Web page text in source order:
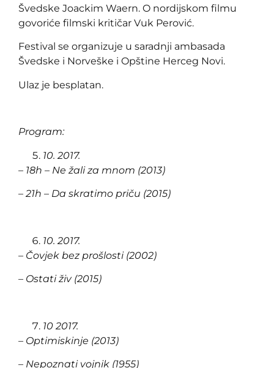
Švedske Joackim Waern. O nordijskom filmu
govoriće filmski kritičar Vuk Perović.
Festival se organizuje u saradnji ambasada
Švedske i Norveške i Opštine Herceg Novi.
Ulaz je besplatan.
Program:
10. 2017.
– 18h – Ne žali za mnom (2013)
– 21h – Da skratimo priču (2015)
10. 2017.
– Čovjek bez prošlosti (2002)
– Ostati živ (2015)
10 2017.
– Optimiskinje (2013)
– Nepoznati vojnik (1955)